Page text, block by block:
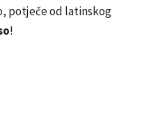
potječe od latinskog
!